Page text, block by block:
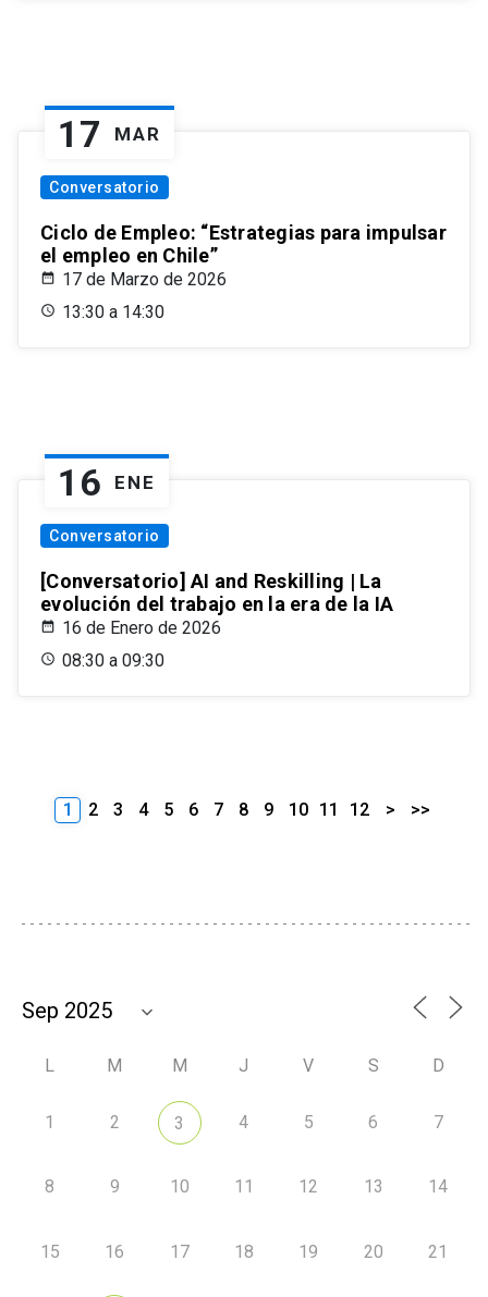
17 MAR
Conversatorio
Ciclo de Empleo: “Estrategias para impulsar
el empleo en Chile”
17 de Marzo de 2026
13:30 a 14:30
16 ENE
Conversatorio
[Conversatorio] AI and Reskilling | La
evolución del trabajo en la era de la IA
16 de Enero de 2026
08:30 a 09:30
1 2 3 4 5 6 7 8 9 10 11 12 > >>
L M M J V S D
1 2 3 4 5 6 7
8 9 10 11 12 13 14
15 16 17 18 19 20 21